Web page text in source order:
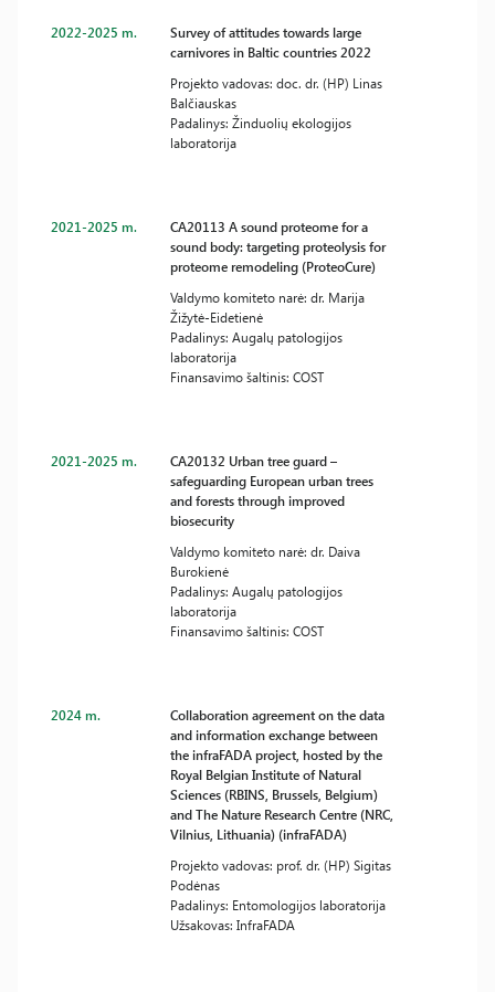
2022-2025 m.
Survey of attitudes towards large
carnivores in Baltic countries 2022
Projekto vadovas: doc. dr. (HP) Linas
Balčiauskas
Padalinys: Žinduolių ekologijos
laboratorija
2021-2025 m.
CA20113 A sound proteome for a
sound body: targeting proteolysis for
proteome remodeling (ProteoCure)
Valdymo komiteto narė: dr. Marija
Žižytė-Eidetienė
Padalinys: Augalų patologijos
laboratorija
Finansavimo šaltinis: COST
2021-2025 m.
CA20132 Urban tree guard –
safeguarding European urban trees
and forests through improved
biosecurity
Valdymo komiteto narė: dr. Daiva
Burokienė
Padalinys: Augalų patologijos
laboratorija
Finansavimo šaltinis: COST
2024 m.
Collaboration agreement on the data
and information exchange between
the infraFADA project, hosted by the
Royal Belgian Institute of Natural
Sciences (RBINS, Brussels, Belgium)
and The Nature Research Centre (NRC,
Vilnius, Lithuania) (infraFADA)
Projekto vadovas: prof. dr. (HP) Sigitas
Podėnas
Padalinys: Entomologijos laboratorija
Užsakovas: InfraFADA